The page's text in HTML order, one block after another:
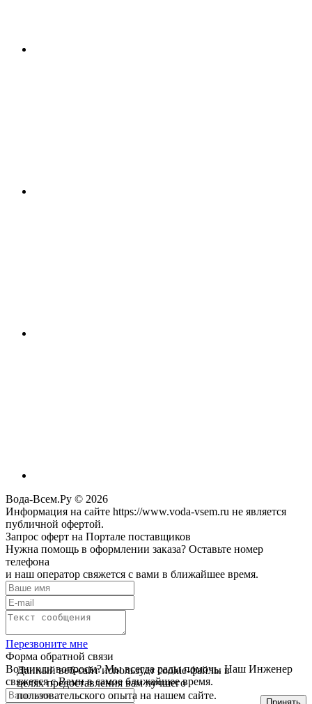
Вода-Всем.Ру © 2026
Информация на сайте https://www.voda-vsem.ru не является
публичной офертой.
Запрос оферт на Портале поставщиков
Нужна помощь в оформлении заказа? Оставьте номер
телефона
и наш оператор свяжется с вами в ближайшее время.
Перезвоните мне
Форма обратной связи
Возникли вопросы? Мы всегда рады помочь. Наш Инженер
свяжется с Вами в самое ближайшее время.
Данный веб-сайт использует cookie-файлы в
целях предоставления вам лучшего
пользовательского опыта на нашем сайте.
Принять